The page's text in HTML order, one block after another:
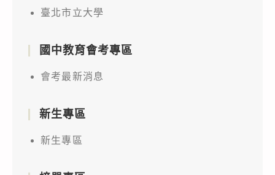
臺北市立大學
國中教育會考專區
會考最新消息
新生專區
新生專區